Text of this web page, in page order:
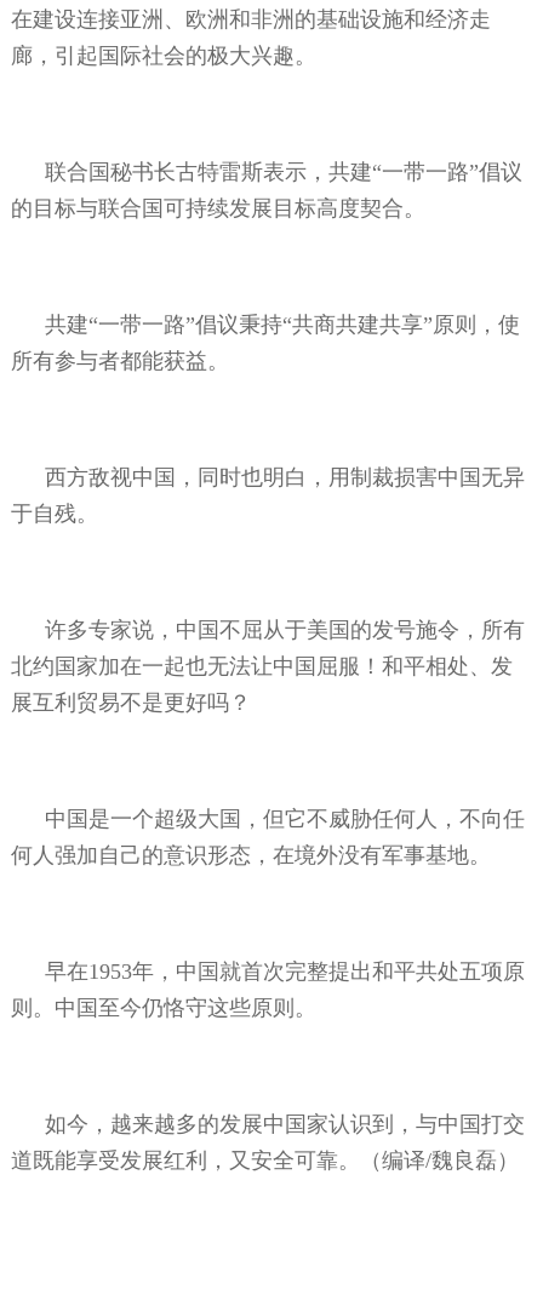
在建设连接亚洲、欧洲和非洲的基础设施和经济走
廊，引起国际社会的极大兴趣。
联合国秘书长古特雷斯表示，共建“一带一路”倡议
的目标与联合国可持续发展目标高度契合。
共建“一带一路”倡议秉持“共商共建共享”原则，使
所有参与者都能获益。
西方敌视中国，同时也明白，用制裁损害中国无异
于自残。
许多专家说，中国不屈从于美国的发号施令，所有
北约国家加在一起也无法让中国屈服！和平相处、发
展互利贸易不是更好吗？
中国是一个超级大国，但它不威胁任何人，不向任
何人强加自己的意识形态，在境外没有军事基地。
早在1953年，中国就首次完整提出和平共处五项原
则。中国至今仍恪守这些原则。
如今，越来越多的发展中国家认识到，与中国打交
道既能享受发展红利，又安全可靠。（编译/魏良磊）